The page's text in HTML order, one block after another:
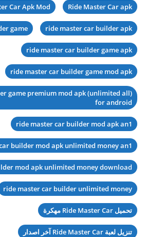
Ride Master Car apk
Car Apk Mod
ride master car builder apk
game
ride master car builder game apk
ride master car builder game mod apk
game premium mod apk (unlimited all)
for android
ride master car builder mod apk an1
builder mod apk unlimited money an1
mod apk unlimited money download
ride master car builder unlimited money
تحميل Ride Master Car مهكرة
تنزيل لعبة Ride Master Car آخر اصدار